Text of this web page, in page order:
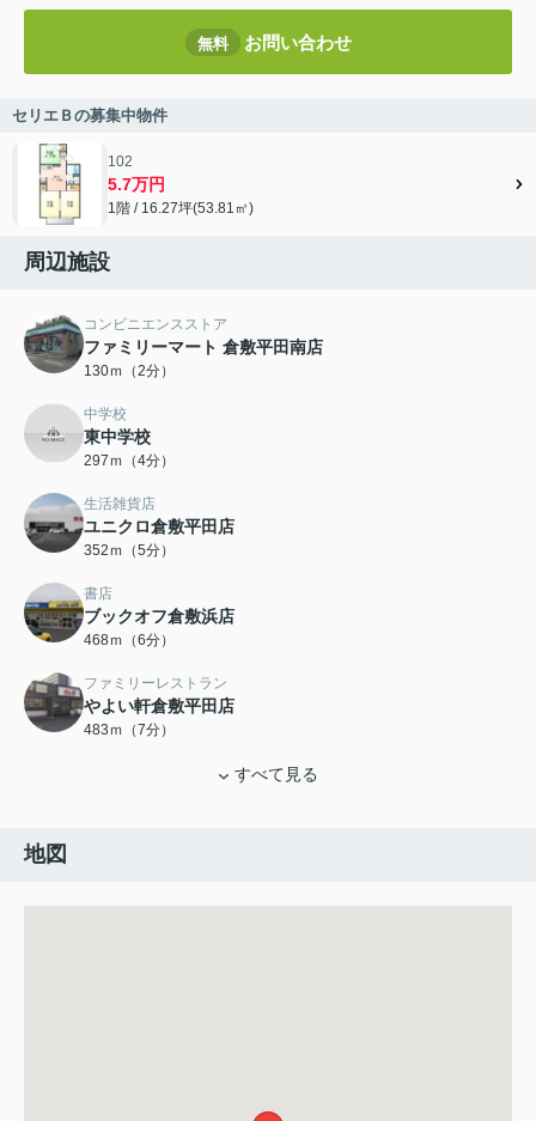
無料 お問い合わせ
セリエＢの募集中物件
102
5.7万円
1階 / 16.27坪(53.81㎡)
周辺施設
コンビニエンスストア
ファミリーマート 倉敷平田南店
130ｍ（2分）
中学校
東中学校
297ｍ（4分）
生活雑貨店
ユニクロ倉敷平田店
352ｍ（5分）
書店
ブックオフ倉敷浜店
468ｍ（6分）
ファミリーレストラン
やよい軒倉敷平田店
483ｍ（7分）
すべて見る
地図